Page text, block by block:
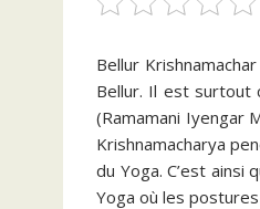
Bellur
Bellur. Il est surtout
(Ramamani Iyengar
Krishnamacharya
du Yoga. C’est
Yoga où les